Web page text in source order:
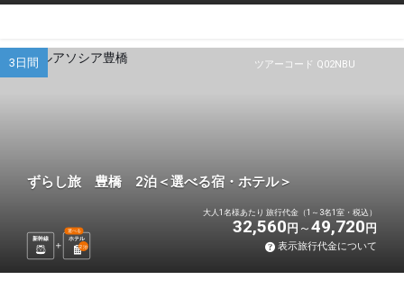
ツアーコード Q02NBU
3日間
ずらし旅 豊橋 2泊＜選べる宿・ホテル＞
新幹線 ホテル
選べる
2泊
大人1名様あたり 旅行代金（1～3名1室・税込）
32,560 円 49,720 円
表示旅行代金について